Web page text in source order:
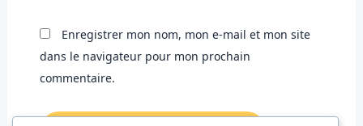
Enregistrer mon nom, mon e-mail et mon site
dans le navigateur pour mon prochain
commentaire.